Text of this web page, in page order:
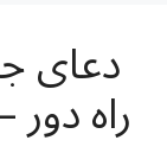
دعای
راه